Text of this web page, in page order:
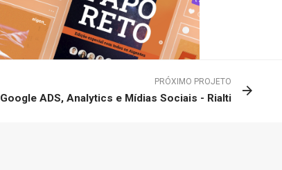
PRÓXIMO PROJETO
Google ADS, Analytics e Mídias Sociais - Rialti